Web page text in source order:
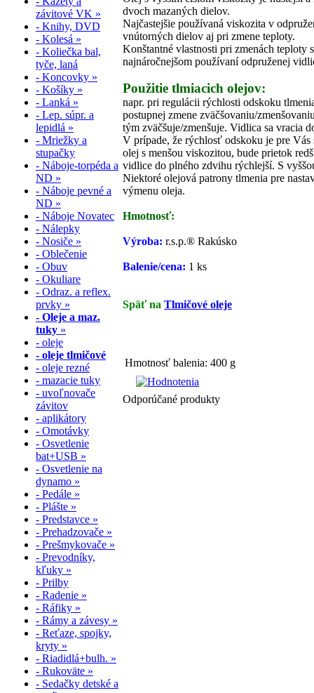
závitové VK »
- Knihy, DVD
- Kolesá »
- Koliečka bal,
tyče, laná
- Koncovky »
- Košíky »
- Lanká »
- Lep. súpr. a
lepidlá »
- Mriežky a
stupačky
- Náboje-torpéda a
ND »
- Náboje pevné a
ND »
- Náboje Novatec
- Nálepky
- Nosiče »
- Oblečenie
- Obuv
- Okuliare
- Odraz. a reflex.
prvky »
- Oleje a maz.
tuky »
- oleje
- oleje tlmičové
- oleje rezné
- mazacie tuky
- uvoľnovače
závitov
- aplikátory
- Omotávky
- Osvetlenie
bat+USB »
- Osvetlenie na
dynamo »
- Pedále »
- Plášte »
- Predstavce »
- Prehadzovače »
- Prešmykovače »
- Prevodníky,
kľuky »
- Prilby
- Radenie »
- Ráfiky »
- Rámy a závesy »
- Reťaze, spojky,
kryty »
- Riadidlá+bulh. »
- Rukoväte »
- Sedačky detské a
dvoch mazaných dielov.
Najčastejšie používaná viskozita v
vnútorných dielov aj pri zmene teploty.
Konštantné vlastnosti pri zmenách teploty
najnáročnejšom používaní odpruženej
Použitie tlmiacich olejov:
napr. pri regulácii rýchlosti odskoku
postupnej zmene zväčšovaniu/
tým zväčšuje/zmenšuje. Vidlica sa vracia
V prípade, že rýchlosť odskoku je pre Vás
olej s menšou viskozitou, bude prietok
vidlice do plného zdvihu rýchlejší. S
Niektoré olejová patrony tlmenia pre
výmenu oleja.
Hmotnosť:
Výroba: r.s.p.® Rakúsko
Balenie/cena: 1 ks
Späť na Tlmičové oleje
Hmotnosť balenia: 400 g
Odporúčané produkty